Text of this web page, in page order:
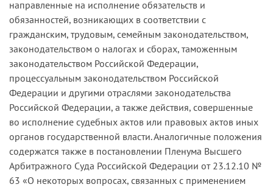
направленные на исполнение обязательств и
обязанностей, возникающих в соответствии с
гражданским, трудовым, семейным законодательством,
законодательством о налогах и сборах, таможенным
законодательством Российской Федерации,
процессуальным законодательством Российской
Федерации и другими отраслями законодательства
Российской Федерации, а также действия, совершенные
во исполнение судебных актов или правовых актов иных
органов государственной власти. Аналогичные положения
содержатся также в постановлении Пленума Высшего
Арбитражного Суда Российской Федерации от 23.12.10 №
63 «О некоторых вопросах, связанных с применением